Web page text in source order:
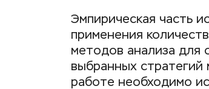
Эмпирическая часть
применения
методов анализа для
выбранных стратегий
работе необходимо